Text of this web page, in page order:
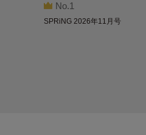
No.1
SPRiNG 2026年11月号